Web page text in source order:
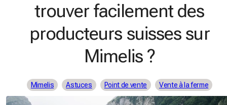
trouver facilement des
producteurs suisses sur
Mimelis ?
Mimelis Astuces Point de vente Vente à la ferme